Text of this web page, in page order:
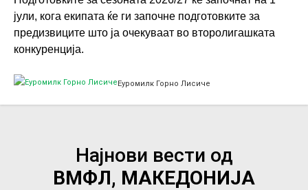
јули, кога екипата ќе ги започне подготовките за
предизвиците што ја очекуваат во второлигашката
конкуренција.
Еуромилк Горно Лисиче
Најнови вести од
ВМФЛ, МАКЕДОНИЈА